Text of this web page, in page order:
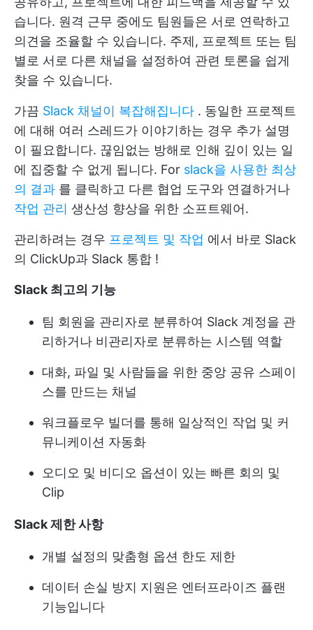
습니다. 원격 근무 중에도 팀원들은 서로 연락하고
의견을 조율할 수 있습니다. 주제, 프로젝트 또는 팀
별로 서로 다른 채널을 설정하여 관련 토론을 쉽게
찾을 수 있습니다.
가끔 Slack 채널이 복잡해집니다 . 동일한 프로젝트
에 대해 여러 스레드가 이야기하는 경우 추가 설명
이 필요합니다. 끊임없는 방해로 인해 깊이 있는 일
에 집중할 수 없게 됩니다. For slack을 사용한 최상
의 결과 를 클릭하고 다른 협업 도구와 연결하거나
작업 관리 생산성 향상을 위한 소프트웨어.
관리하려는 경우 프로젝트 및 작업 에서 바로 Slack
의 ClickUp과 Slack 통합 !
Slack 최고의 기능
팀 회원을 관리자로 분류하여 Slack 계정을 관
리하거나 비관리자로 분류하는 시스템 역할
대화, 파일 및 사람들을 위한 중앙 공유 스페이
스를 만드는 채널
워크플로우 빌더를 통해 일상적인 작업 및 커
뮤니케이션 자동화
오디오 및 비디오 옵션이 있는 빠른 회의 및
Clip
Slack 제한 사항
개별 설정의 맞춤형 옵션 한도 제한
데이터 손실 방지 지원은 엔터프라이즈 플랜
기능입니다